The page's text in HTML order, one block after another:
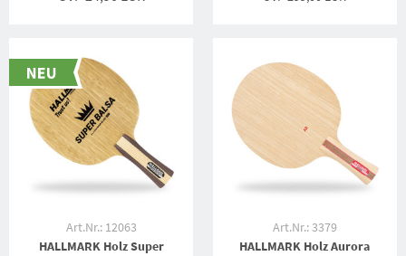
Art.Nr.: 12063
HALLMARK Holz Super
Art.Nr.: 3379
HALLMARK Holz Aurora